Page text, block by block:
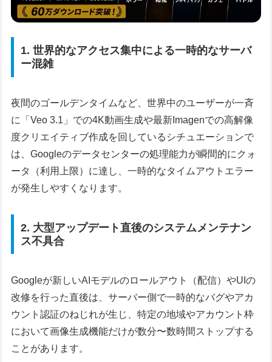
1. 世界的なアクセス集中による一時的なサーバ
ー混雑
夜間のゴールデンタイムなど、世界中のユーザーが一斉
に「Veo 3.1」での4K動画生成や最新Imagenでの高解像
度クリエイティブ作成を回しているシチュエーションで
は、Googleのデータセンターの処理能力が瞬間的にクォ
ータ（利用上限）に達し、一時的なタイムアウトエラー
が発生しやすくなります。
2. 大型アップデート直後のシステムメンテナン
ス不具合
Googleが新しいAIモデルのロールアウト（配信）やUIの
改修を行った直後は、サーバー側で一時的なバグやアカ
ウント認証のねじれが生じ、特定の地域やアカウント枠
において画像生成機能だけが数分〜数時間ストップする
ことがあります。